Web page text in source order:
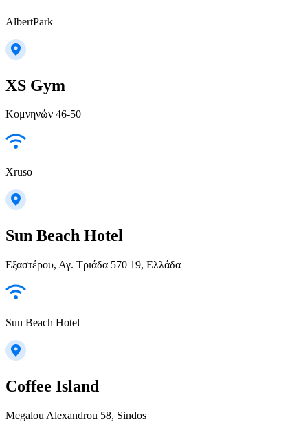
AlbertPark
XS Gym
Κομνηνών 46-50
Xruso
Sun Beach Hotel
Εξαστέρου, Αγ. Τριάδα 570 19, Ελλάδα
Sun Beach Hotel
Coffee Island
Megalou Alexandrou 58, Sindos